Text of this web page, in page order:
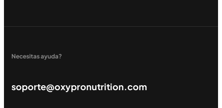
Necesitas ayuda?
soporte@oxypronutrition.com